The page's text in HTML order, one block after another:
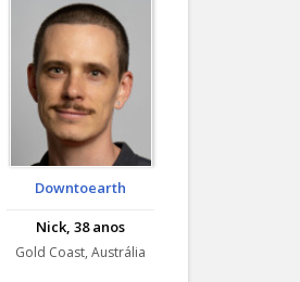
Downtoearth
Nick, 38 anos
Gold Coast, Austrália